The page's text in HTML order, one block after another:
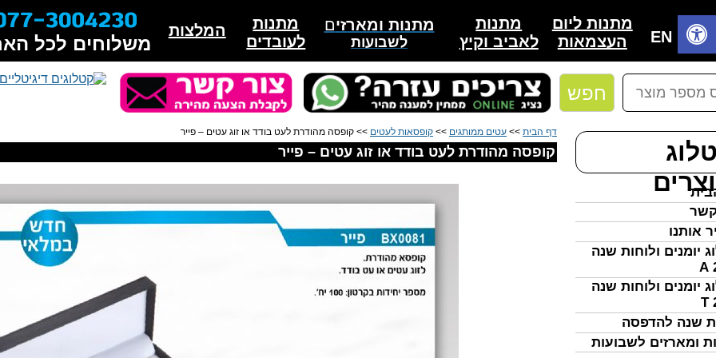
חפש
אותנו
יומנים ולוחות שנה
יומנים ולוחות שנה
שנה להדפסה
ומארזים לשבועות
EN
מתנות
לאביב וקיץ
המלצות
מתנות
לעובדים
מתנות ומארזים
לשבועות
מתנות ליום
העצמאות
משלוחים לכל
דף הבית >> עטים ממותגים >> קופסאות לעטים >> קופסה מהודרת לעט בודד או זוג עטים – פייר
קופסה מהודרת לעט בודד או זוג עטים – פייר